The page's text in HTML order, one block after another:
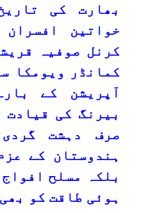
بھارت کی
خواتین
کرنل صوفیہ
کمانڈر ویومکا
آپریشن کے
بیرنگ کی
صرف دہشت
ہندوستان کے
بلکہ مسلح
ہوئی طاقت کو